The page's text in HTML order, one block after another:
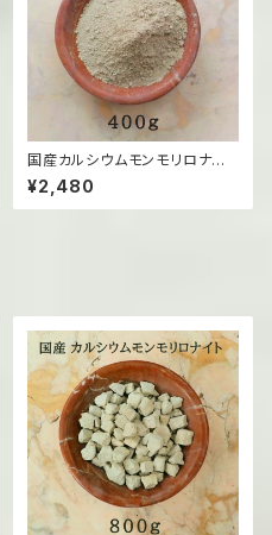
国産カルシウムモンモリロナイト
（粉末）/400g
¥2,480